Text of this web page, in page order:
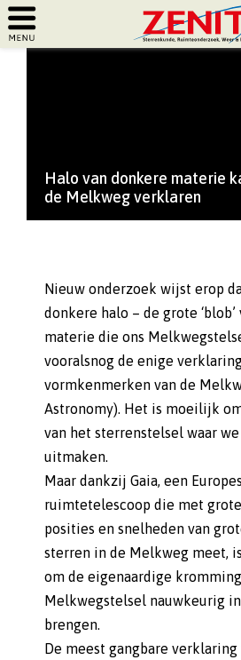
PRIMARY
Halo van donkere materie
de Melkweg verklaren
Nieuw onderzoek wijst erop
donkere halo – de grote
materie die ons
vooralsnog de enige
vormkenmerken van de
Astronomy). Het is moeilijk
van het sterrenstelsel waar
uitmaken.
Maar dankzij Gaia, een
ruimtetelescoop die met
posities en snelheden van
sterren in de Melkweg meet,
om de eigenaardige
Melkwegstelsel nauwkeurig
brengen.
De meest gangbare verklaring